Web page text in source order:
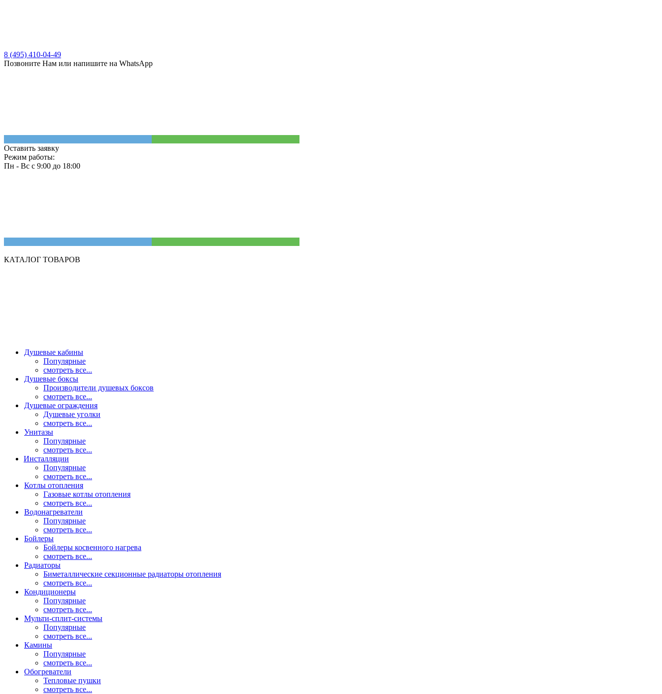
8 (495) 410-04-49
Позвоните Нам или напишите на WhatsApp
Оставить заявку
Режим работы:
Пн - Вс с 9:00 до 18:00
КАТАЛОГ ТОВАРОВ
Душевые кабины
Популярные
смотреть все...
Душевые боксы
Производители душевых боксов
смотреть все...
Душевые ограждения
Душевые уголки
смотреть все...
Унитазы
Популярные
смотреть все...
Инсталляции
Популярные
смотреть все...
Котлы отопления
Газовые котлы отопления
смотреть все...
Водонагреватели
Популярные
смотреть все...
Бойлеры
Бойлеры косвенного нагрева
смотреть все...
Радиаторы
Биметаллические секционные радиаторы отопления
смотреть все...
Кондиционеры
Популярные
смотреть все...
Мульти-сплит-системы
Популярные
смотреть все...
Камины
Популярные
смотреть все...
Обогреватели
Тепловые пушки
смотреть все...